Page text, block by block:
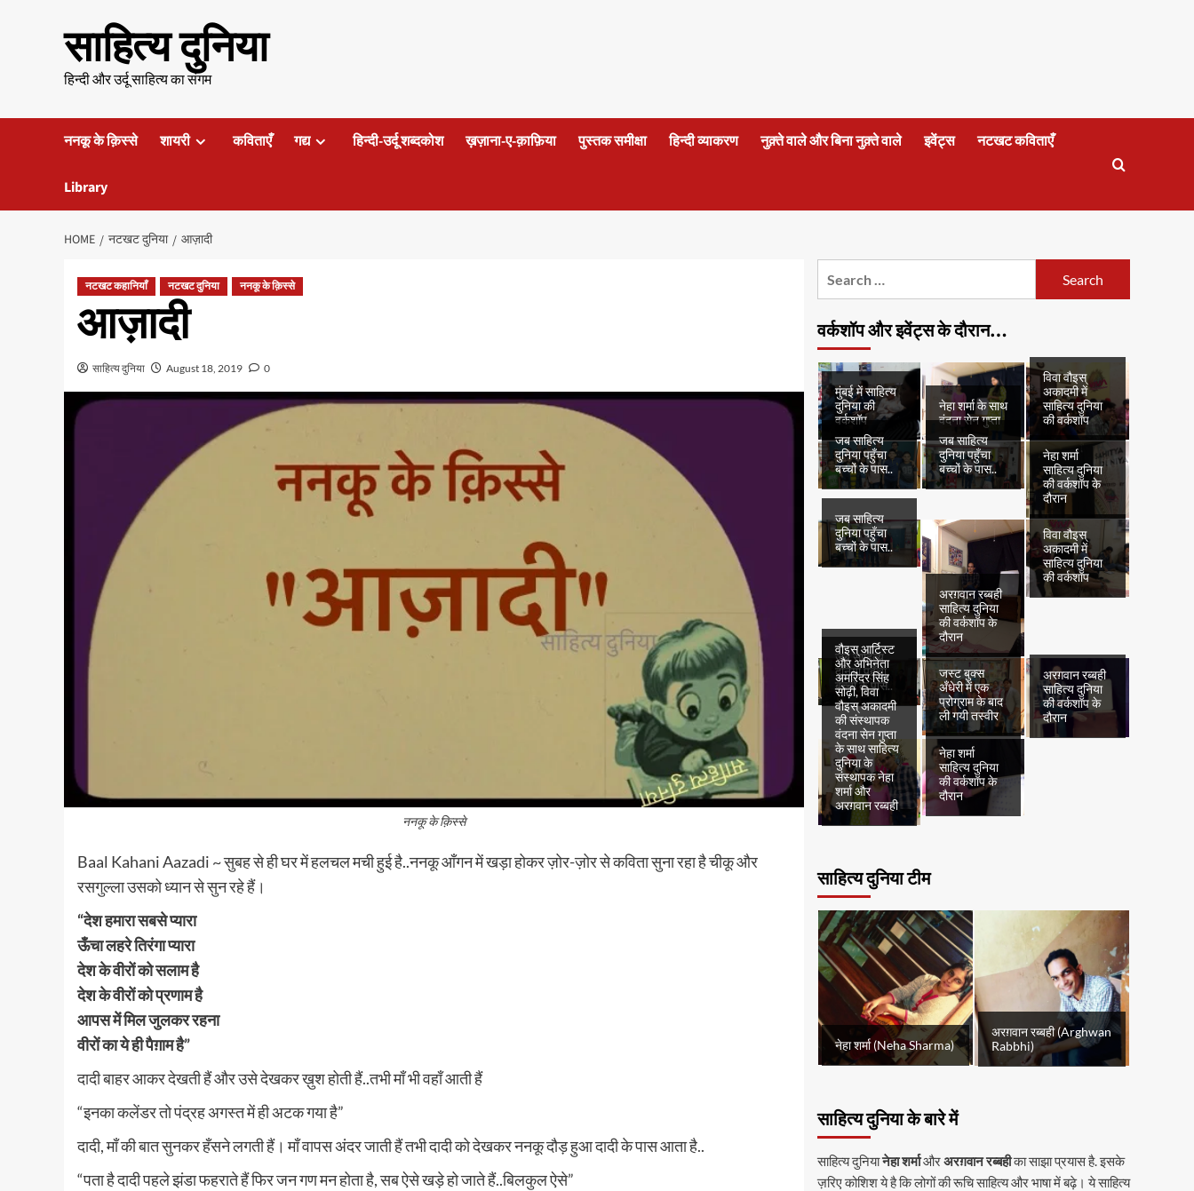
साहित्य दुनिया
हिन्दी और उर्दू साहित्य का संगम
ननकू के क़िस्से शायरी कविताएँ गद्य हिन्दी-उर्दू शब्दकोश ख़ज़ाना-ए-क़ाफ़िया पुस्तक समीक्षा हिन्दी व्याकरण नुक़्ते वाले और बिना नुक़्ते वाले इवेंट्स नटखट कविताएँ
Library
HOME नटखट दुनिया आज़ादी
नटखट कहानियाँ नटखट दुनिया ननकू के क़िस्से
आज़ादी
साहित्य दुनिया August 18, 2019 0
ननकू के क़िस्से
Baal Kahani Aazadi ~ सुबह से ही घर में हलचल मची हुई है..ननकू आँगन में खड़ा होकर ज़ोर-ज़ोर से कविता सुना रहा है चीकू और
रसगुल्ला उसको ध्यान से सुन रहे हैं।
“देश हमारा सबसे प्यारा
ऊँचा लहरे तिरंगा प्यारा
देश के वीरों को सलाम है
देश के वीरों को प्रणाम है
आपस में मिल जुलकर रहना
वीरों का ये ही पैग़ाम है”
दादी बाहर आकर देखती हैं और उसे देखकर ख़ुश होती हैं..तभी माँ भी वहाँ आती हैं
“इनका कलेंडर तो पंद्रह अगस्त में ही अटक गया है”
दादी, माँ की बात सुनकर हँसने लगती हैं। माँ वापस अंदर जाती हैं तभी दादी को देखकर ननकू दौड़ हुआ दादी के पास आता है..
“पता है दादी पहले झंडा फहराते हैं फिर जन गण मन होता है, सब ऐसे खड़े हो जाते हैं..बिलकुल ऐसे”
वर्कशॉप और इवेंट्स के दौरान…
मुंबई में साहित्य
दुनिया की
वर्कशॉप
नेहा शर्मा के साथ
वंदना सेन गुप्ता
विवा वौइस्
अकादमी में
साहित्य दुनिया
की वर्कशॉप
जब साहित्य
दुनिया पहुँचा
बच्चों के पास..
जब साहित्य
दुनिया पहुँचा
बच्चों के पास..
नेहा शर्मा
साहित्य दुनिया
की वर्कशॉप के
दौरान
जब साहित्य
दुनिया पहुँचा
बच्चों के पास..
अरग़वान रब्बही
साहित्य दुनिया
की वर्कशॉप के
दौरान
विवा वौइस्
अकादमी में
साहित्य दुनिया
की वर्कशॉप
जब साहित्य
दुनिया पहुँचा
बच्चों के पास..
जस्ट बुक्स
अँधेरी में एक
प्रोग्राम के बाद
ली गयी तस्वीर
अरग़वान रब्बही
साहित्य दुनिया
की वर्कशॉप के
दौरान
वौइस् आर्टिस्ट
और अभिनेता
अमरिंदर सिंह
सोढ़ी, विवा
वौइस् अकादमी
की संस्थापक
वंदना सेन गुप्ता
के साथ साहित्य
दुनिया के
संस्थापक नेहा
शर्मा और
अरग़वान रब्बही
नेहा शर्मा
साहित्य दुनिया
की वर्कशॉप के
दौरान
साहित्य दुनिया टीम
नेहा शर्मा (Neha Sharma)
अरग़वान रब्बही (Arghwan
Rabbhi)
साहित्य दुनिया के बारे में
साहित्य दुनियानेहा शर्माऔरअरग़वान रब्बहीका साझा प्रयास है. इसके
ज़रिए कोशिश ये है कि लोगों की रूचि साहित्य और भाषा में बढ़े। ये साहित्य